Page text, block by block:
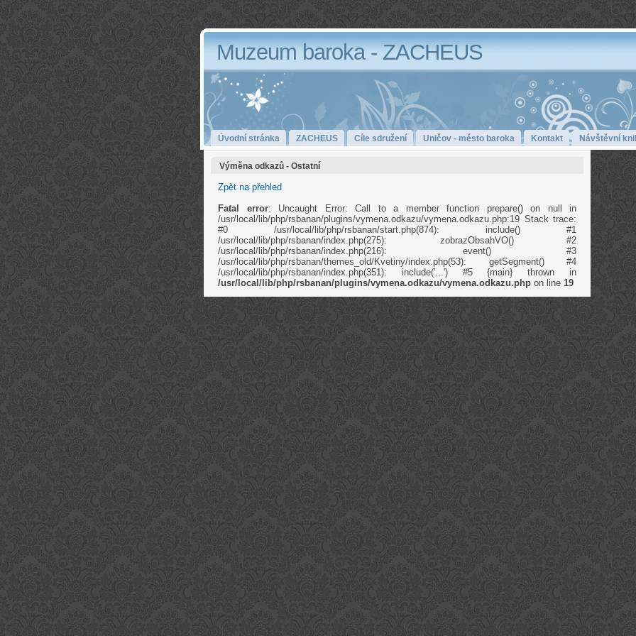
Muzeum baroka - ZACHEUS
Úvodní stránka ZACHEUS Cíle sdružení Uničov - město baroka Kontakt Návštěvní
Výměna odkazů - Ostatní
Zpět na přehled
Fatal error: Uncaught Error: Call to a member function prepare() on null in
/usr/local/lib/php/rsbanan/plugins/vymena.odkazu/vymena.odkazu.php:19 Stack trace:
#0 /usr/local/lib/php/rsbanan/start.php(874): include() #1
/usr/local/lib/php/rsbanan/index.php(275): zobrazObsahVO() #2
/usr/local/lib/php/rsbanan/index.php(216): event() #3
/usr/local/lib/php/rsbanan/themes_old/Kvetiny/index.php(53): getSegment() #4
/usr/local/lib/php/rsbanan/index.php(351): include('...') #5 {main} thrown in
/usr/local/lib/php/rsbanan/plugins/vymena.odkazu/vymena.odkazu.php on line 19